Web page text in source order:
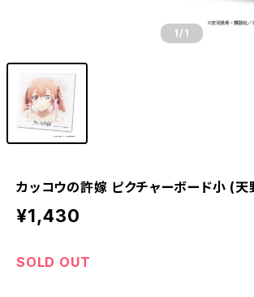
1 /1
カッコウの許嫁 ピクチャーボード小 (天
¥1,430
SOLD OUT